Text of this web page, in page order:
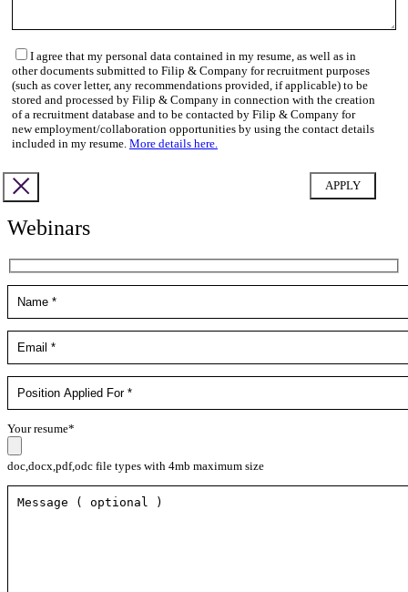
I agree that my personal data contained in my resume, as well as in
other documents submitted to Filip & Company for recruitment purposes
(such as cover letter, any recommendations provided, if applicable) to be
stored and processed by Filip & Company in connection with the creation
of a recruitment database and to be contacted by Filip & Company for
new employment/collaboration opportunities by using the contact details
included in my resume. More details here.
Webinars
Your resume*
doc,docx,pdf,odc file types with 4mb maximum size